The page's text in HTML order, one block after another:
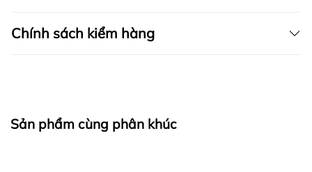
Chính sách kiểm hàng
Sản phẩm cùng phân khúc